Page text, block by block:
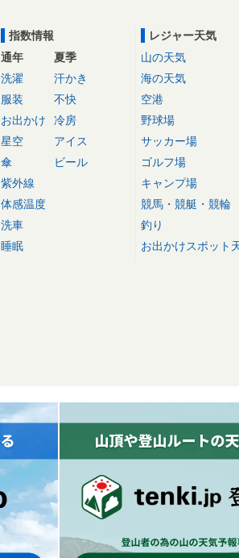
指数情報
通年
洗濯
服装
お出かけ
星空
傘
紫外線
体感温度
洗車
睡眠
夏季
汗かき
不快
冷房
アイス
ビール
レジャー天気
山の天気
海の天気
空港
野球場
サッカー場
ゴルフ場
キャンプ場
競馬・競艇・競輪
釣り
お出かけスポット